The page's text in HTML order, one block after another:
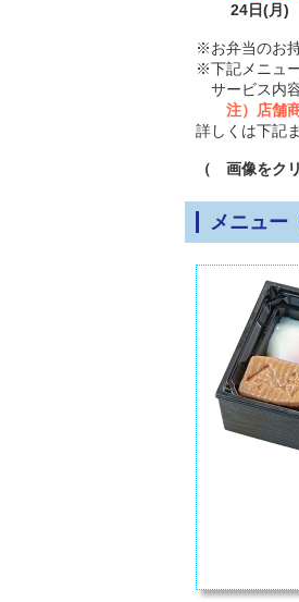
24日(月)
※お弁当のお
※下記メニュ
サービス内
注）店舗商
詳しくは下記
（ 画像をク
メニュー